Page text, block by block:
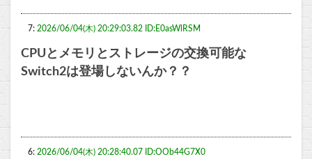
7: 2026/06/04(木) 20:29:03.82 ID:E0asWlRSM
CPUとメモリとストレージの交換可能な
Switch2は登場しないんか？？
6: 2026/06/04(木) 20:28:40.07 ID:OOb44G7X0